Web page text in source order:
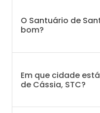
O Santuário de
bom?
Em que cidade
de Cássia, STC?